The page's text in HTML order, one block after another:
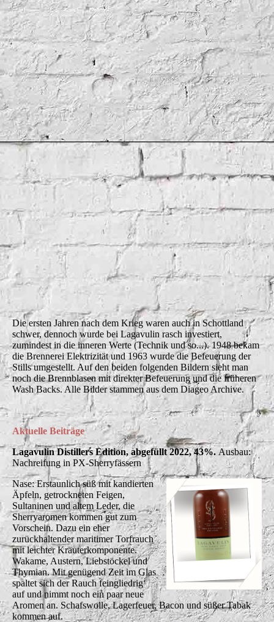
LagavulinStills
Die ersten Jahren nach dem Krieg waren auch in Schottland
schwer, dennoch wurde bei Lagavulin rasch investiert,
zumindest in die inneren Werte (Technik und so...). 1948 bekam
die Brennerei Elektrizität und 1963 wurde die Befeuerung der
Stills umgestellt. Auf den beiden folgenden Bildern sieht man
noch die Brennblasen mit direkter Befeuerung und die früheren
Wash Backs. Alle Bilder stammen aus dem Diageo Archive.
Aktuelle Beiträge
Lagavulin Distillers Edition, abgefüllt 2022, 43%. Ausbau:
Nachreifung in PX-Sherryfässern
Nase: Erstaunlich süß mit kandierten
Äpfeln, getrockneten Feigen,
Sultaninen und altem Leder, die
Sherryaromen kommen gut zum
Vorschein. Dazu ein eher
zurückhaltender maritimer Torfrauch
mit leichter Kräuterkomponente.
Wakame, Austern, Liebstöckel und
Thymian. Mit genügend Zeit im Glas
spaltet sich der Rauch feingliedrig
auf und nimmt noch ein paar neue
Aromen an. Schafswolle, Lagerfeuer, Bacon und süßer Tabak
kommen auf.